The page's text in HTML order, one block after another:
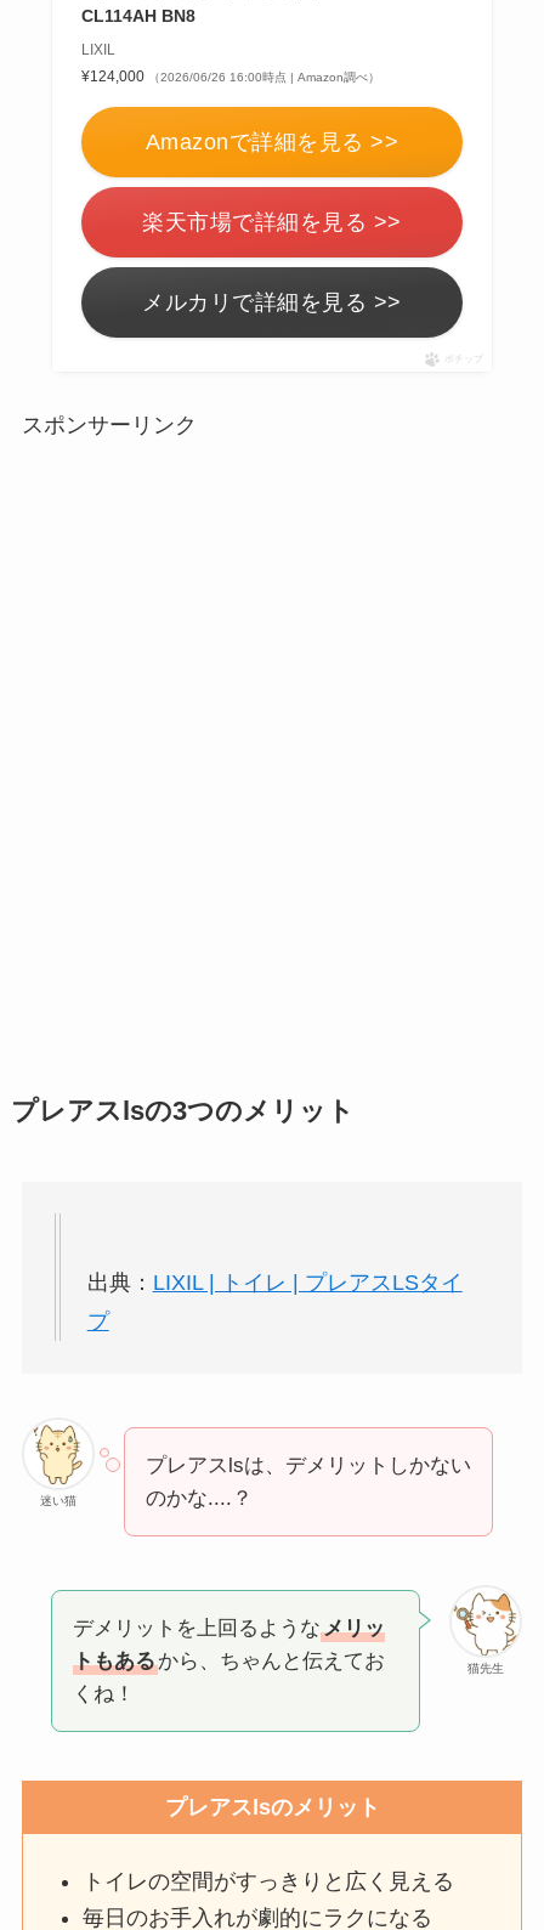
CL114AH BN8
LIXIL
¥124,000
（2026/06/26 16:00時点 | Amazon調べ）
Amazonで詳細を見る >>
楽天市場で詳細を見る >>
メルカリで詳細を見る >>
ポチップ
スポンサーリンク
プレアスlsの3つのメリット
出典： LIXIL | トイレ | プレアスLSタイ
プ
迷い猫
プレアスlsは、デメリットしかない
のかな....？
猫先生
デメリットを上回るようなメリッ
トもあるから、ちゃんと伝えてお
くね！
プレアスlsのメリット
トイレの空間がすっきりと広く見える
毎日のお手入れが劇的にラクになる